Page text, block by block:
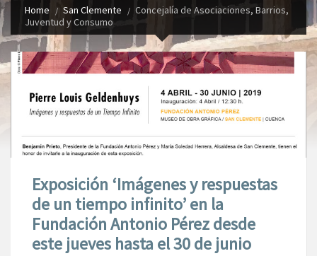
Home San Clemente
Concejalía de Asociaciones, Barrios,
Juventud y Consumo
Exposición ‘Imágenes y respuestas
de un tiempo infinito’ en la
Fundación Antonio Pérez desde
este jueves hasta el 30 de junio